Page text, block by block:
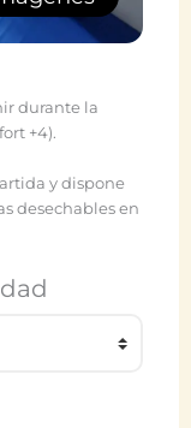
durante la
+4).
y dispone
desechables en